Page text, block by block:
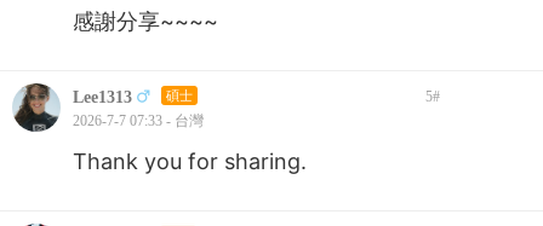
感謝分享~~~~
Lee1313 碩士 5#
2026-7-7 07:33 - 台灣
Thank you for sharing.